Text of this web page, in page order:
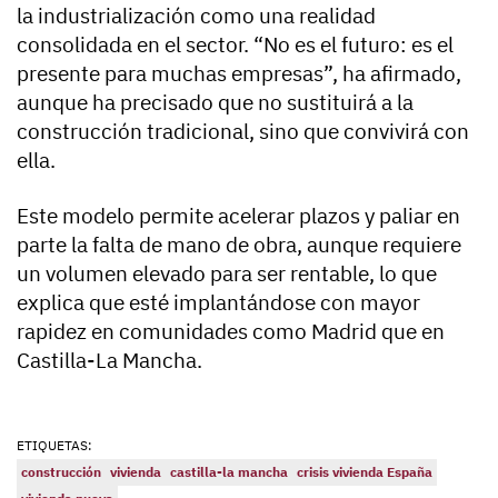
la industrialización como una realidad
consolidada en el sector. “No es el futuro: es el
presente para muchas empresas”, ha afirmado,
aunque ha precisado que no sustituirá a la
construcción tradicional, sino que convivirá con
ella.
Este modelo permite acelerar plazos y paliar en
parte la falta de mano de obra, aunque requiere
un volumen elevado para ser rentable, lo que
explica que esté implantándose con mayor
rapidez en comunidades como Madrid que en
Castilla-La Mancha.
ETIQUETAS:
construcción vivienda castilla-la mancha crisis vivienda España